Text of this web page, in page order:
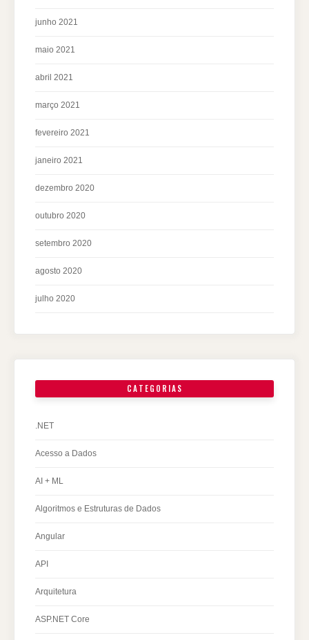
junho 2021
maio 2021
abril 2021
março 2021
fevereiro 2021
janeiro 2021
dezembro 2020
outubro 2020
setembro 2020
agosto 2020
julho 2020
CATEGORIAS
.NET
Acesso a Dados
AI + ML
Algoritmos e Estruturas de Dados
Angular
API
Arquitetura
ASP.NET Core